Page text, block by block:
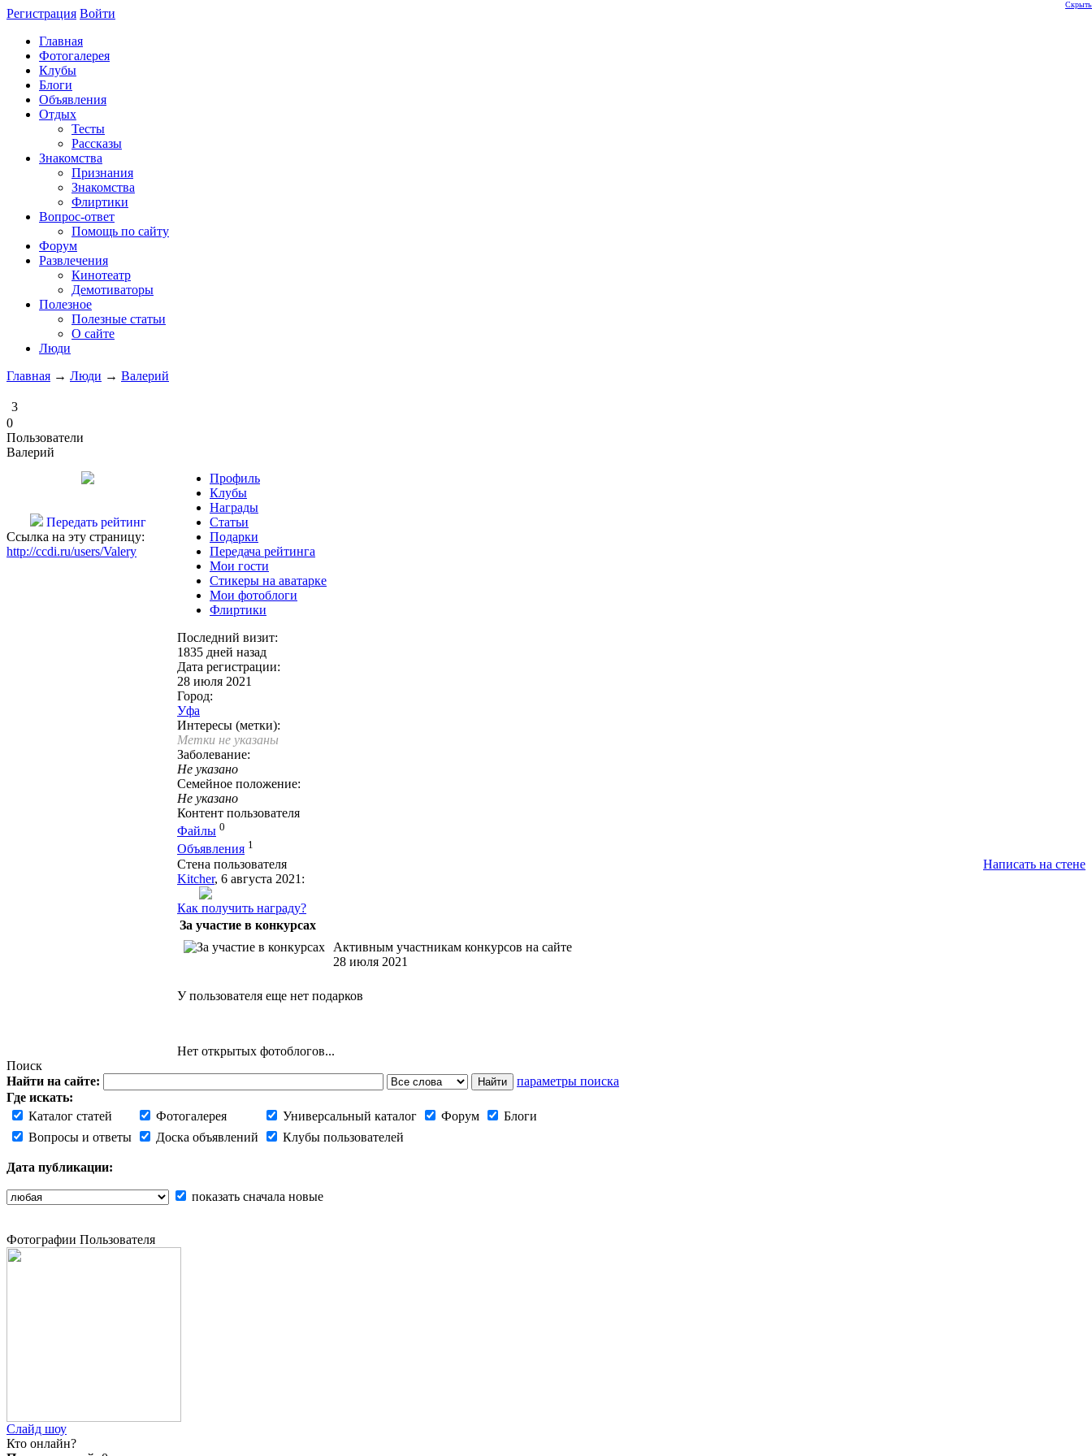
Регистрация Войти
Главная
Фотогалерея
Клубы
Блоги
Объявления
Отдых
Тесты
Рассказы
Знакомства
Признания
Знакомства
Флиртики
Вопрос-ответ
Помощь по сайту
Форум
Развлечения
Кинотеатр
Демотиваторы
Полезное
Полезные статьи
О сайте
Люди
Главная → Люди → Валерий
3
0
Пользователи
Валерий
Передать рейтинг
Ссылка на эту страницу:
http://ccdi.ru/users/Valery
Профиль
Клубы
Награды
Статьи
Подарки
Передача рейтинга
Мои гости
Стикеры на аватарке
Мои фотоблоги
Флиртики
Последний визит:
1835 дней назад
Дата регистрации:
28 июля 2021
Город:
Уфа
Интересы (метки):
Метки не указаны
Заболевание:
Не указано
Семейное положение:
Не указано
Контент пользователя
Файлы 0
Объявления 1
Стена пользователя
Написать на стене
Kitcher, 6 августа 2021:
Как получить награду?
За участие в конкурсах
Активным участникам конкурсов на сайте
28 июля 2021
У пользователя еще нет подарков
Нет открытых фотоблогов...
Поиск
Найти на сайте:
параметры поиска
Где искать:
Каталог статей
Фотогалерея Универсальный каталог Форум
Блоги
Вопросы и ответы
Доска объявлений Клубы пользователей
Дата публикации:
показать сначала новые
Скрыть
Фотографии Пользователя
Слайд шоу
Кто онлайн?